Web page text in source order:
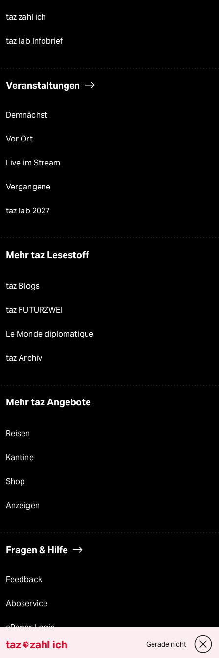
taz zahl ich
taz lab Infobrief
Veranstaltungen
Demnächst
Vor Ort
Live im Stream
Vergangene
taz lab 2027
Mehr taz Lesestoff
taz Blogs
taz FUTURZWEI
Le Monde diplomatique
taz Archiv
Mehr taz Angebote
Reisen
Kantine
Shop
Anzeigen
Fragen & Hilfe
Feedback
Aboservice
ePaper Login
Downloads für Abonnierende
taz zahl ich Gerade nicht